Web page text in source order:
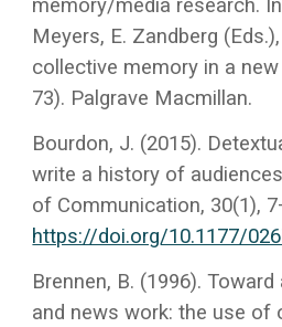
memory/media research.
Meyers, E. Zandberg
collective memory in a
73). Palgrave Macmillan.
Bourdon, J. (2015).
write a history of
of Communication, 30(1),
https://doi.org/10.1177/
Brennen, B. (1996).
and news work: the use of